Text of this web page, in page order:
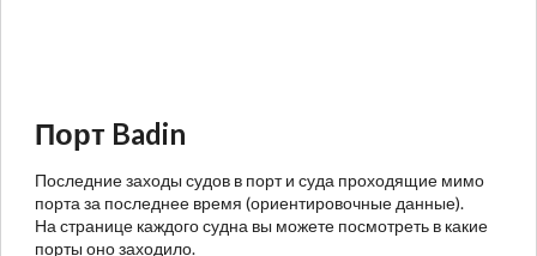
Порт Badin
Последние заходы судов в порт и суда проходящие мимо
порта за последнее время (ориентировочные данные).
На странице каждого судна вы можете посмотреть в какие
порты оно заходило.